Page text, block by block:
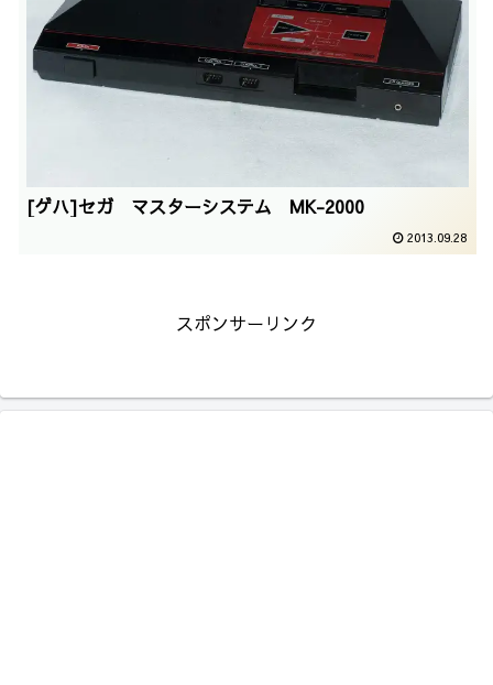
[ゲハ]セガ マスターシステム MK-2000
2013.09.28
スポンサーリンク